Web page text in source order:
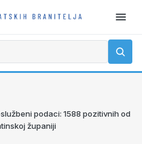
podaci: 1588 pozitivnih od
županiji